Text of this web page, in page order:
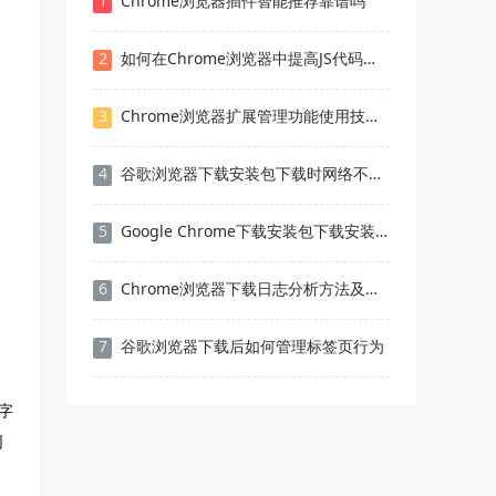
2 如何在Chrome浏览器中提高JS代码的执行效率
3 Chrome浏览器扩展管理功能使用技巧合集
4 谷歌浏览器下载安装包下载时网络不稳定处理方法
5 Google Chrome下载安装包下载安装路径自定义教程
6 Chrome浏览器下载日志分析方法及常见错误解决
7 谷歌浏览器下载后如何管理标签页行为